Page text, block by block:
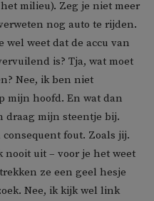
milieu). Zeg je niet meer
nog auto te rijden.
weet dat de accu van
is? Tja, wat moet
Nee, ik ben niet
mijn hoofd. En wat dan
draag mijn steentje bij.
fout. Zoals jij.
uit – voor je het weet
ze een geel hesje
Nee, ik kijk wel link